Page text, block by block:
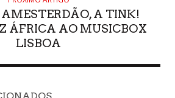
AMESTERDÃO, A TINK!
ÁFRICA AO MUSICBOX
LISBOA